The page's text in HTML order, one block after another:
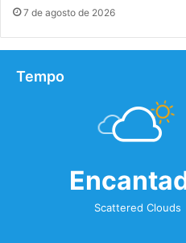
7 de agosto de 2026
Tempo
Scattered Clouds